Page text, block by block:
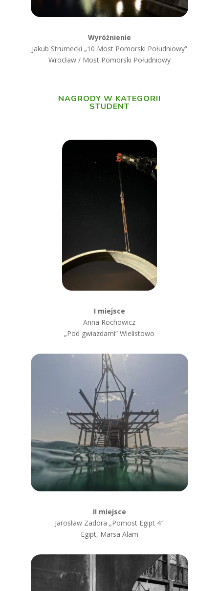
Wyróżnienie
Jakub Strumecki „10 Most Pomorski Południowy”
Wrocław / Most Pomorski Południowy
NAGRODY W KATEGORII
STUDENT
I miejsce
Anna Rochowicz
„Pod gwiazdami” Wielistowo
II miejsce
Jarosław Zadora „Pomost Egipt 4″
Egipt, Marsa Alam